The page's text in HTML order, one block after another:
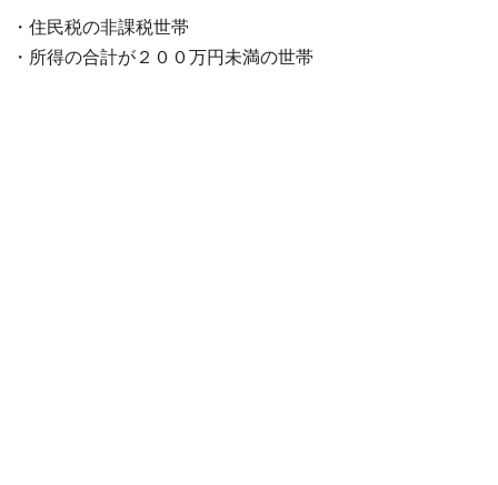
・住民税の非課税世帯
・所得の合計が２００万円未満の世帯